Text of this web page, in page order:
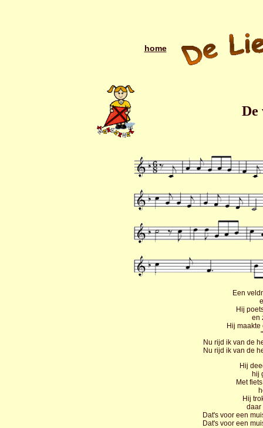
home
De
Een
Hij
en
Hij
Nu rijd ik van de
Nu rijd ik van de
Hij
hij
Met
Hij
daar
Dat's voor een
Dat's voor een